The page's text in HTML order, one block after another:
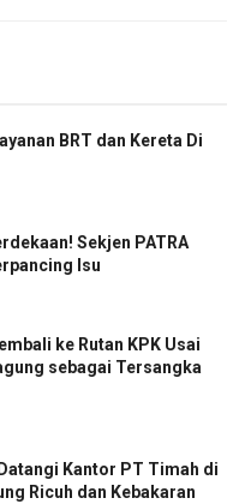
BRT dan Kereta Di
Sekjen PATRA
Isu
ke Rutan KPK Usai
sebagai Tersangka
Kantor PT Timah di
Ricuh dan Kebakaran